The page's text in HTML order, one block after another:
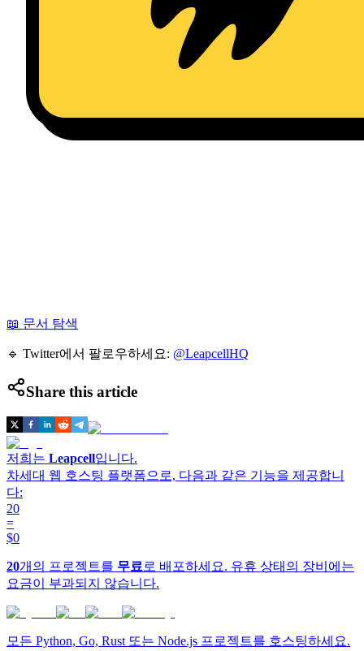
📖 문서 탐색
🔹 Twitter에서 팔로우하세요: @LeapcellHQ
Share this article
저희는 Leapcell입니다.
차세대 웹 호스팅 플랫폼으로, 다음과 같은 기능을 제공합니
다:
20
=
$0
20개의 프로젝트를 무료 로 배포하세요. 유휴 상태의 장비에는
요금이 부과되지 않습니다.
모든 Python, Go, Rust 또는 Node.js 프로젝트를 호스팅하세요.